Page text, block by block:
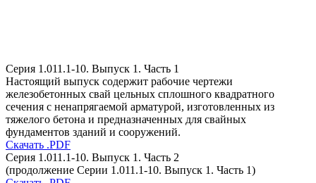
Серия 1.011.1-10. Выпуск 1. Часть 1
Настоящий выпуск содержит рабочие чертежи
железобетонных свай цельных сплошного квадратного
сечения с ненапрягаемой арматурой, изготовленных из
тяжелого бетона и предназначенных для свайных
фундаментов зданий и сооружений.
Скачать .PDF
Серия 1.011.1-10. Выпуск 1. Часть 2
(продолжение Серии 1.011.1-10. Выпуск 1. Часть 1)